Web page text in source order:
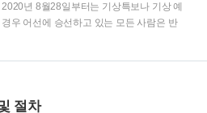
리가 살펴보고자 하는 이 식물은 남아프리
지로 보라색 꽃이 피고 가시가 있는 열매가
열매가 마치 악마의 발톱처럼 구부러지고
게 되어 이런 이름으로 불리게..
년 8월28일부터는 기상특보나 기상 예
우 어선에 승선하고 있는 모든 사람은 반
선용 구명의를 착용해야만 하는 어선 승
아니라 낚시를 하는 사람이나 해수욕장 등
람들도 앞으로 구명복 구입을 하거나 할
절차